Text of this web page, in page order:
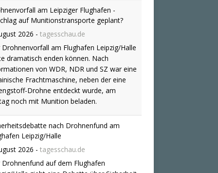
nach Drohnenfund am
Leipzig/Halle
2026 - tagesschau.de
Drohnenfund auf dem Flughafen
Halle zieht eine Debatte über Sicherheit
die richtige Reaktion nach sich. Die Grünen
Beratungen auf NATO-Ebene. Die FDP
ein "Zuständigkeitsgerangel".
2026 -tagesschau.de
Meldungen, vertiefende Analysen und
Verfolgen Sie das Programm des
Nachrichtenkanals tagesschau24 hier.